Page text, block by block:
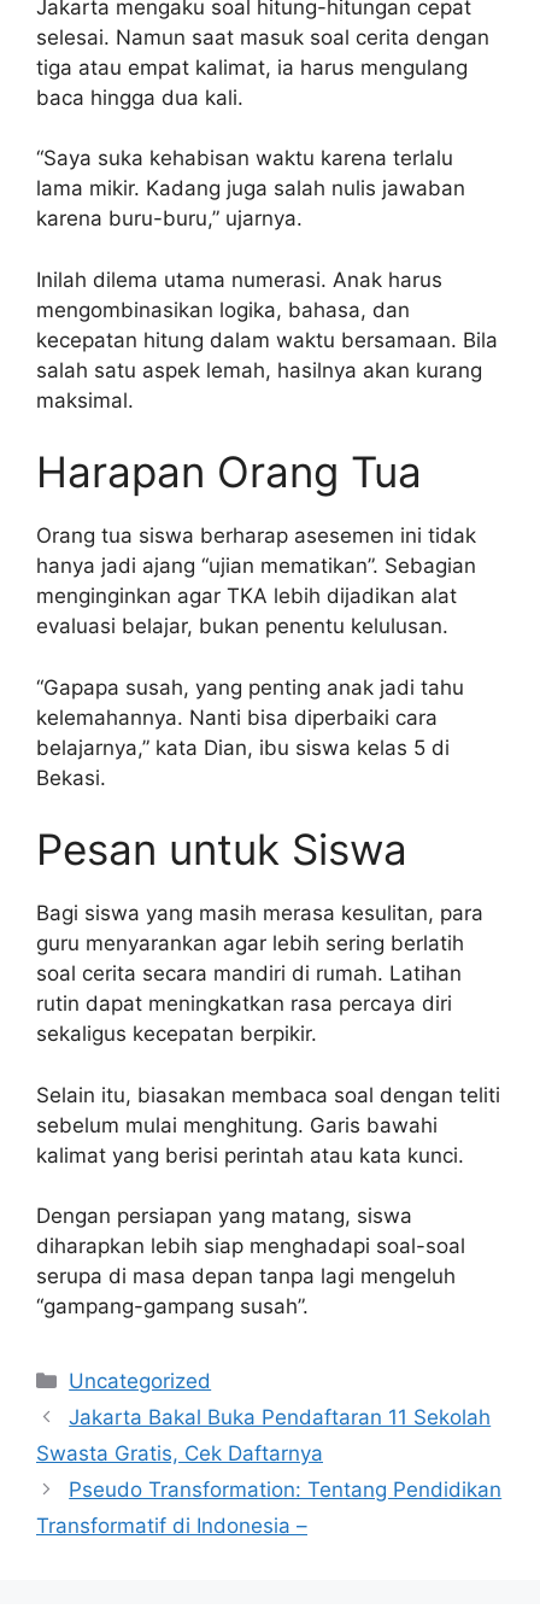
Jakarta mengaku soal hitung-hitungan cepat
selesai. Namun saat masuk soal cerita dengan
tiga atau empat kalimat, ia harus mengulang
baca hingga dua kali.
“Saya suka kehabisan waktu karena terlalu
lama mikir. Kadang juga salah nulis jawaban
karena buru-buru,” ujarnya.
Inilah dilema utama numerasi. Anak harus
mengombinasikan logika, bahasa, dan
kecepatan hitung dalam waktu bersamaan. Bila
salah satu aspek lemah, hasilnya akan kurang
maksimal.
Harapan Orang Tua
Orang tua siswa berharap asesemen ini tidak
hanya jadi ajang “ujian mematikan”. Sebagian
menginginkan agar TKA lebih dijadikan alat
evaluasi belajar, bukan penentu kelulusan.
“Gapapa susah, yang penting anak jadi tahu
kelemahannya. Nanti bisa diperbaiki cara
belajarnya,” kata Dian, ibu siswa kelas 5 di
Bekasi.
Pesan untuk Siswa
Bagi siswa yang masih merasa kesulitan, para
guru menyarankan agar lebih sering berlatih
soal cerita secara mandiri di rumah. Latihan
rutin dapat meningkatkan rasa percaya diri
sekaligus kecepatan berpikir.
Selain itu, biasakan membaca soal dengan teliti
sebelum mulai menghitung. Garis bawahi
kalimat yang berisi perintah atau kata kunci.
Dengan persiapan yang matang, siswa
diharapkan lebih siap menghadapi soal-soal
serupa di masa depan tanpa lagi mengeluh
“gampang-gampang susah”.
K
a
e
g
o
Uncategorized
Jakarta Bakal Buka Pendaftaran 11 Sekolah
Swasta Gratis, Cek Daftarnya
Pseudo Transformation: Tentang Pendidikan
Transformatif di Indonesia –